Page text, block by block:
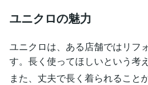
ユニクロの魅力
ユニクロは、ある店舗ではリフ
す。長く使ってほしいという考
また、丈夫で長く着られること